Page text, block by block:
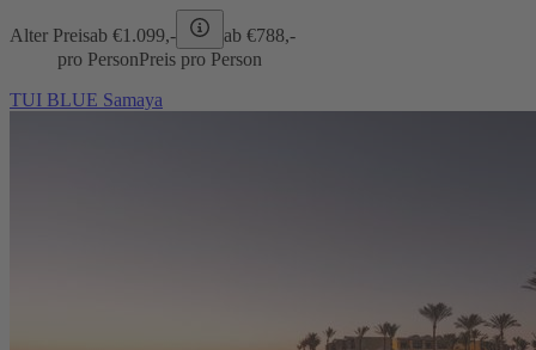
Alter Preisab €1.099,- ab €788,-
pro PersonPreis pro Person
TUI BLUE Samaya